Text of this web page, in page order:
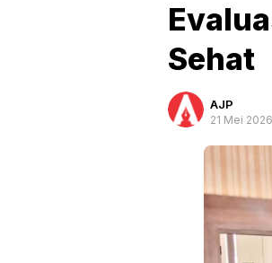
Sehat
AJP
21 Mei